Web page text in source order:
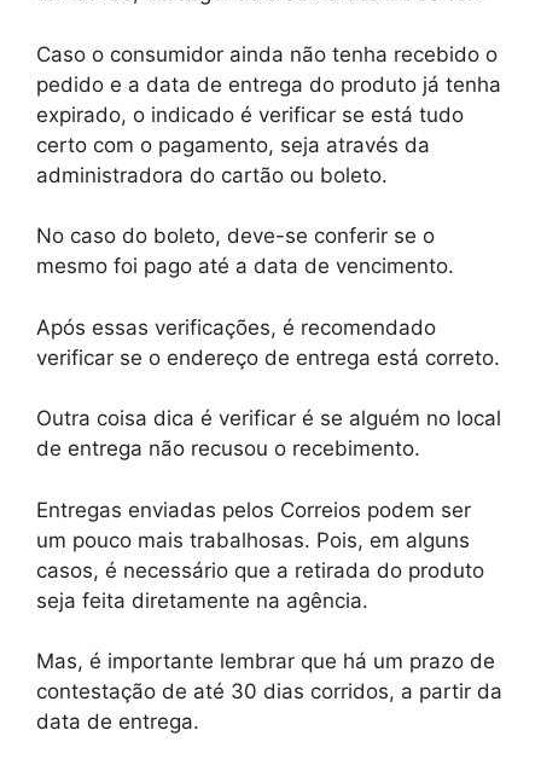
Caso o consumidor ainda não tenha recebido o
pedido e a data de entrega do produto já tenha
expirado, o indicado é verificar se está tudo
certo com o pagamento, seja através da
administradora do cartão ou boleto.
No caso do boleto, deve-se conferir se o
mesmo foi pago até a data de vencimento.
Após essas verificações, é recomendado
verificar se o endereço de entrega está correto.
Outra coisa dica é verificar é se alguém no local
de entrega não recusou o recebimento.
Entregas enviadas pelos Correios podem ser
um pouco mais trabalhosas. Pois, em alguns
casos, é necessário que a retirada do produto
seja feita diretamente na agência.
Mas, é importante lembrar que há um prazo de
contestação de até 30 dias corridos, a partir da
data de entrega.